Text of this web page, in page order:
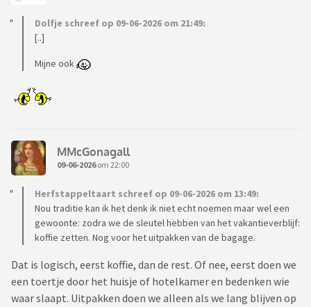
Dolfje schreef op 09-06-2026 om 21:49:
[..]
Mijne ook
MMcGonagall
09-06-2026om 22:00
Herfstappeltaart schreef op 09-06-2026 om 13:49:
Nou traditie kan ik het denk ik niet echt noemen maar wel een
gewoonte: zodra we de sleutel hebben van het vakantieverblijf:
koffie zetten. Nog voor het uitpakken van de bagage.
Dat is logisch, eerst koffie, dan de rest. Of nee, eerst doen we
een toertje door het huisje of hotelkamer en bedenken wie
waar slaapt. Uitpakken doen we alleen als we lang blijven op